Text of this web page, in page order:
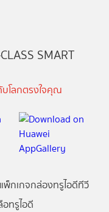
SMART
โลกตรงใจคุณ
แพ็กเกจกล่องทรูไอดีทีวี
อทรูไอดี